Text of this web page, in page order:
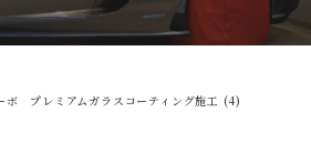
プレミアムガラスコーティング施工 (4)